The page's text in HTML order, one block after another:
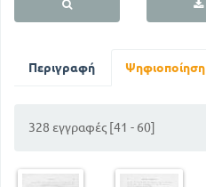
Περιγραφή Ψηφιοποίηση
328 εγγραφές [41 - 60]